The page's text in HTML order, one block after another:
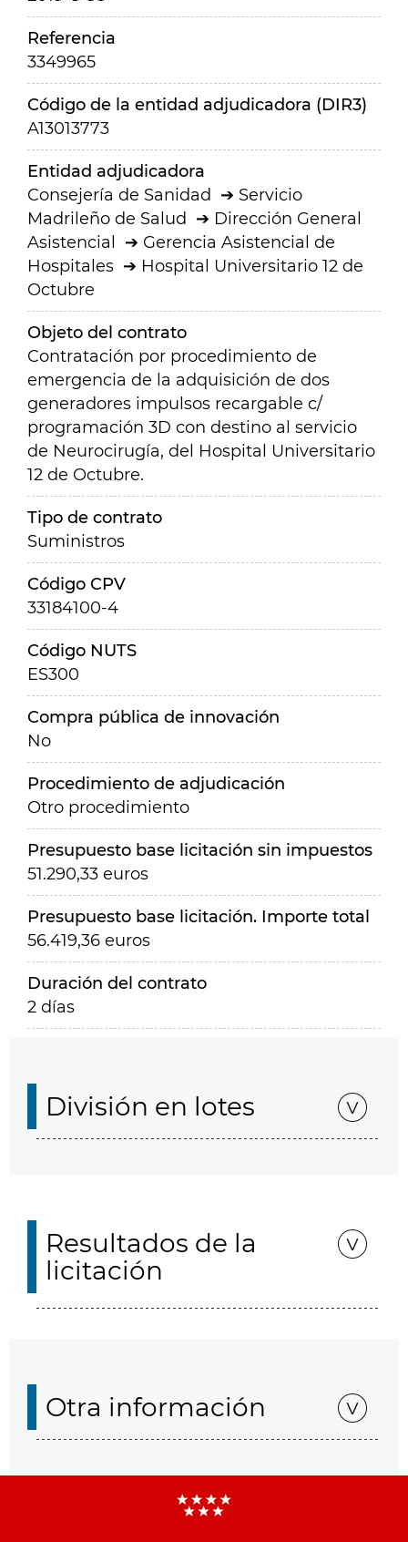
Referencia
3349965
Código de la entidad adjudicadora (DIR3)
A13013773
Entidad adjudicadora
Consejería de Sanidad
Servicio
Madrileño de Salud
Dirección General
Asistencial
Gerencia Asistencial de
Hospitales
Hospital Universitario 12 de
Octubre
Objeto del contrato
Contratación por procedimiento de
emergencia de la adquisición de dos
generadores impulsos recargable c/
programación 3D con destino al servicio
de Neurocirugía, del Hospital Universitario
12 de Octubre.
Tipo de contrato
Suministros
Código CPV
33184100-4
Código NUTS
ES300
Compra pública de innovación
No
Procedimiento de adjudicación
Otro procedimiento
Presupuesto base licitación sin impuestos
51.290,33 euros
Presupuesto base licitación. Importe total
56.419,36 euros
Duración del contrato
2 días
División en lotes
Resultados de la
licitación
Otra información